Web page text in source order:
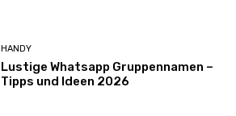
HANDY
Lustige Whatsapp Gruppennamen –
Tipps und Ideen 2026